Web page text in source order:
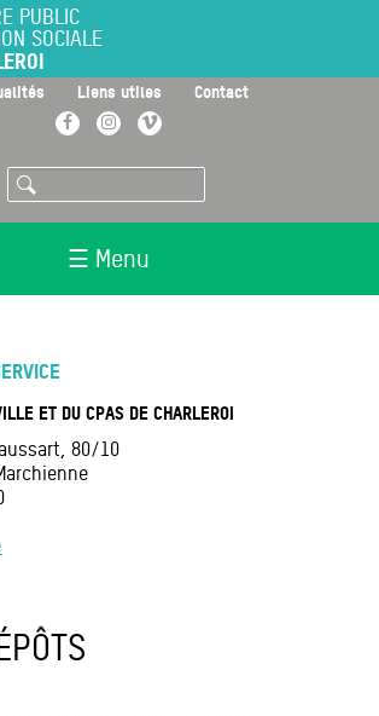
principal
PUBLIC
SOCIALE
Liens utiles Contact
FacebookInstagramVimeo
Rechercher
☰ Menu
ET DU CPAS DE CHARLEROI
80/10